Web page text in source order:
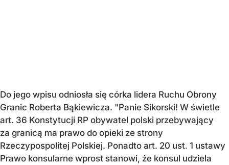
Do jego wpisu odniosła się córka lidera Ruchu Obrony
Granic Roberta Bąkiewicza. "Panie Sikorski! W świetle
art. 36 Konstytucji RP obywatel polski przebywający
za granicą ma prawo do opieki ze strony
Rzeczypospolitej Polskiej. Ponadto art. 20 ust. 1 ustawy
Prawo konsularne wprost stanowi, że konsul udziela